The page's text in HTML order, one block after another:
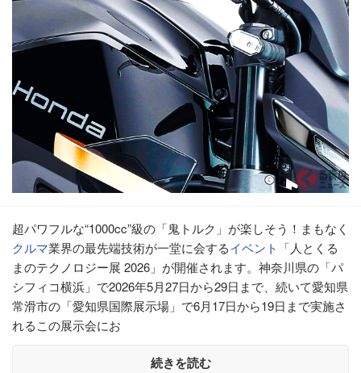
超パワフルな“1000cc”級の「鬼トルク」が楽しそう！まもなく
クルマ業界の最先端技術が一堂に会するイベント 「人とくる
まのテクノロジー展 2026」が開催されます。神奈川県の「パ
シフィコ横浜」で2026年5月27日から29日まで、続いて愛知県
常滑市の「愛知県国際展示場」で6月17日から19日まで実施さ
れるこの展示会にお
続きを読む